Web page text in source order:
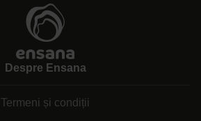
Despre Ensana
Termeni și condiții